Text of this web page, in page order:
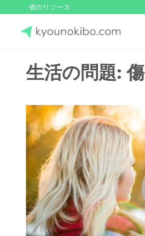
content
省のリソース
Japanese Journey Online
生活の問題: 傷